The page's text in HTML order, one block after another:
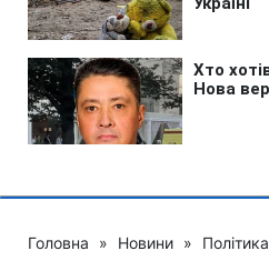
Головна » Новини » Політика